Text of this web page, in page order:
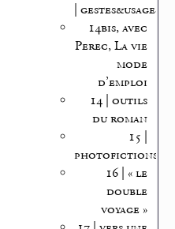
| gestes&usages
14bis, avec
Perec, La vie
mode
d’emploi
14 | outils
du roman
15 |
photofictions
16 | « le
double
voyage »